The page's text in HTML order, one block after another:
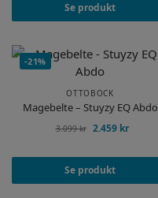
Se produkt
-21%
OTTOBOCK
Magebelte – Stuyzy EQ Abdo
3.099kr 2.459 kr
Se produkt